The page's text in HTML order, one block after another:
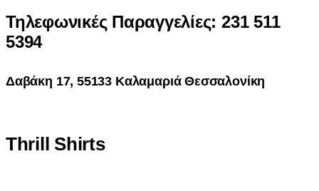
Τηλεφωνικές Παραγγελίες: 231 511
5394
Δαβάκη 17, 55133 Καλαμαριά Θεσσαλονίκη
Thrill Shirts